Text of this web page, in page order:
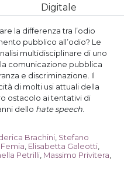
Digitale
la differenza tra l’odio
pubblico all’odio? Le
multidisciplinare di uno
comunicazione pubblica
e discriminazione. Il
di molti usi attuali della
ostacolo ai tentativi di
dello hate speech
Brachini Stefano
Elisabetta Galeotti
Petrilli Massimo Privitera